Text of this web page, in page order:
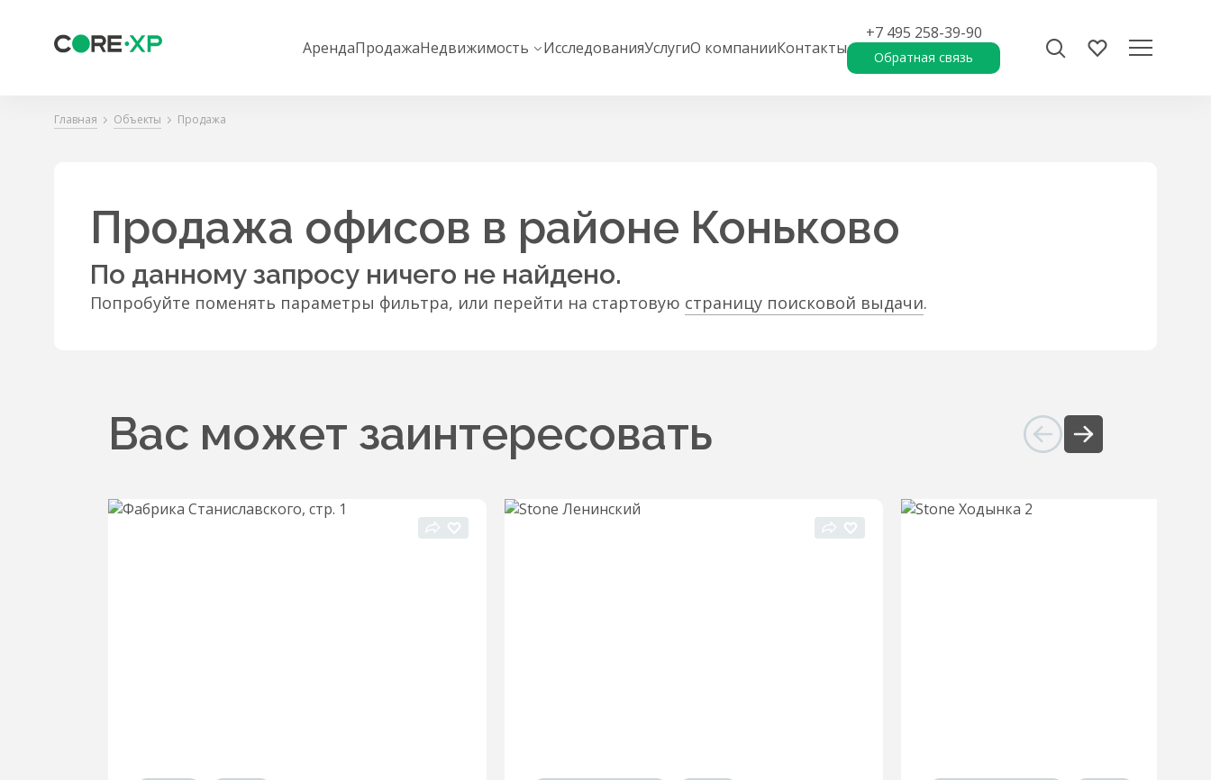
АрендаПродажаНедвижимость ИсследованияУслугиО компанииКонтакты
+7 495 258-39-90
Обратная связь
Главная Объекты Продажа
Продажа офисов в районе Коньково
По данному запросу ничего не найдено.
Попробуйте поменять параметры фильтра, или перейти на стартовую страницу поисковой выдачи.
Вас может заинтересовать